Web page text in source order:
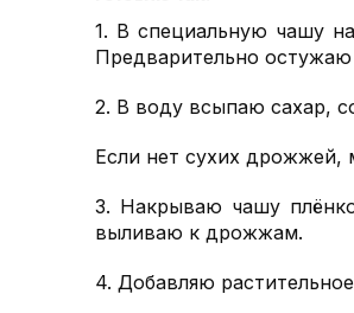
1. В специальную чашу
Предварительно
2. В воду всыпаю сахар,
Если нет сухих дрожжей,
3. Накрываю чашу
выливаю к дрожжам.
4. Добавляю